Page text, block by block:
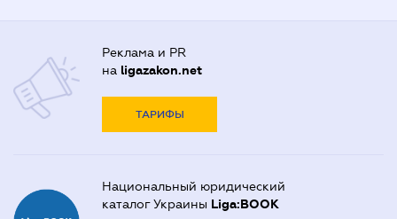
Реклама и PR
на ligazakon.net
ТАРИФЫ
Национальный юридический
каталог Украины Liga:BOOK